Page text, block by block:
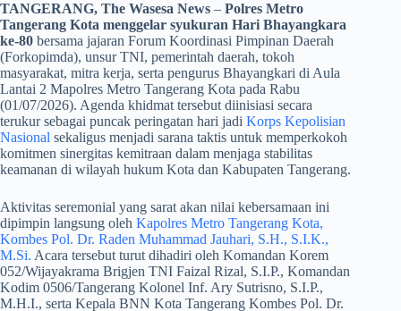
TANGERANG, The Wasesa News – Polres Metro
Tangerang Kota menggelar syukuran Hari Bhayangkara
ke-80 bersama jajaran Forum Koordinasi Pimpinan Daerah
(Forkopimda), unsur TNI, pemerintah daerah, tokoh
masyarakat, mitra kerja, serta pengurus Bhayangkari di Aula
Lantai 2 Mapolres Metro Tangerang Kota pada Rabu
(01/07/2026). Agenda khidmat tersebut diinisiasi secara
terukur sebagai puncak peringatan hari jadi Korps Kepolisian
Nasional sekaligus menjadi sarana taktis untuk memperkokoh
komitmen sinergitas kemitraan dalam menjaga stabilitas
keamanan di wilayah hukum Kota dan Kabupaten Tangerang.
​Aktivitas seremonial yang sarat akan nilai kebersamaan ini
dipimpin langsung oleh Kapolres Metro Tangerang Kota,
Kombes Pol. Dr. Raden Muhammad Jauhari, S.H., S.I.K.,
M.Si. Acara tersebut turut dihadiri oleh Komandan Korem
052/Wijayakrama Brigjen TNI Faizal Rizal, S.I.P., Komandan
Kodim 0506/Tangerang Kolonel Inf. Ary Sutrisno, S.I.P.,
M.H.I., serta Kepala BNN Kota Tangerang Kombes Pol. Dr.